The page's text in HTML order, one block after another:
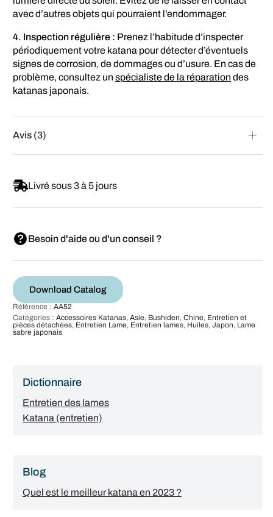
avec d’autres objets qui pourraient l’endommager.
4. Inspection régulière : Prenez l’habitude d’inspecter
périodiquement votre katana pour détecter d’éventuels
signes de corrosion, de dommages ou d’usure. En cas de
problème, consultez unspécialiste de la réparation des
katanas japonais.
Avis (3)
Livré sous 3 à 5 jours
Besoin d'aide ou d'un conseil ?
Download Catalog
Référence : AA52
Catégories : Accessoires Katanas, Asie, Bushiden, Chine, Entretien et
pièces détachées, Entretien Lame, Entretien lames, Huiles, Japon, Lame
sabre japonais
Dictionnaire
Entretien des lames
Katana (entretien)
Blog
Quel est le meilleur katana en 2023 ?